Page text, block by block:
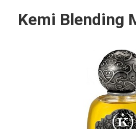
Kemi Blending